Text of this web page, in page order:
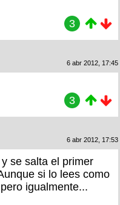
3
6 abr 2012, 17:45
3
6 abr 2012, 17:53
se salta el primer
si lo lees como
igualmente...